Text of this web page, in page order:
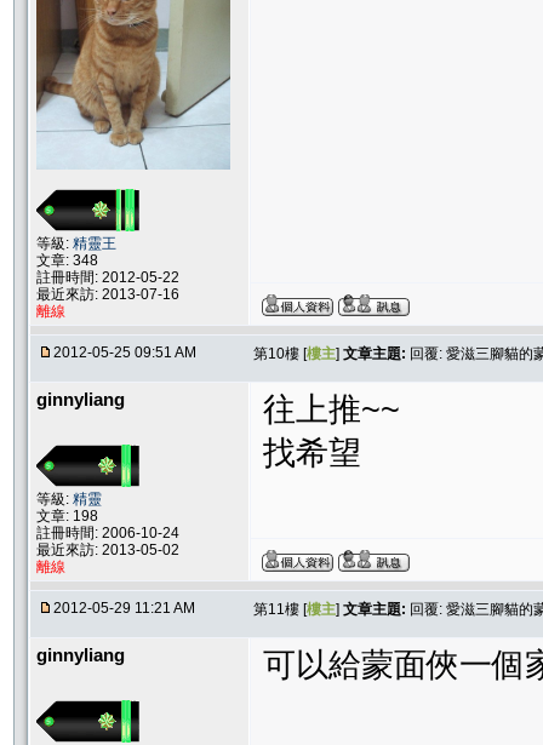
等級: 精靈王
文章: 348
註冊時間: 2012-05-22
最近來訪: 2013-07-16
離線
2012-05-25 09:51 AM 第10樓 [樓主] 文章主題: 回覆: 愛滋三腳貓的
ginnyliang
等級: 精靈
文章: 198
註冊時間: 2006-10-24
最近來訪: 2013-05-02
離線
往上推~~
找希望
2012-05-29 11:21 AM 第11樓 [樓主] 文章主題: 回覆: 愛滋三腳貓的
ginnyliang 可以給蒙面俠一個